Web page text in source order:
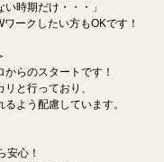
い時期だけ・・・」
ークしたい方もOKです！
らのスタートです！
と行っており、
よう配慮しています。
安心！